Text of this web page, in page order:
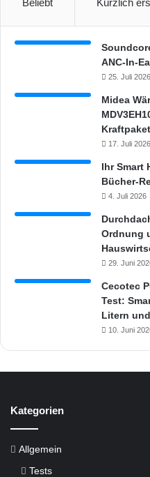
ANC-In-
25. Juli 2026
Midea
17. Juli 2026
Ihr Smart
Bücher-
4. Juli 2026
Ordnung
29. Juni
Cecotec
Test:
Litern
10. Juni
Kategorien
Allgemein
Tests